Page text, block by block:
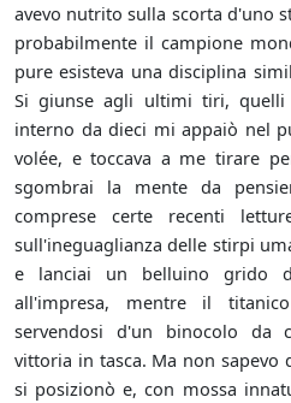
avevo nutrito sulla scorta d'uno
probabilmente il campione
pure esisteva una disciplina
Si giunse agli ultimi tiri,
interno da dieci mi appaiò nel
volée, e toccava a me tirare
sgombrai la mente da
comprese certe recenti
sull'ineguaglianza delle stirpi
e lanciai un belluino grido
all'impresa, mentre il
servendosi d'un binocolo da
vittoria in tasca. Ma non
si posizionò e, con mossa